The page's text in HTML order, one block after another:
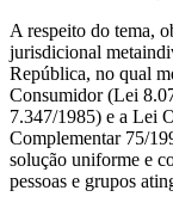
A respeito do tema,
jurisdicional
República, no qual
Consumidor (Lei
7.347/1985) e a Lei
Complementar 75/
solução uniforme e
pessoas e grupos